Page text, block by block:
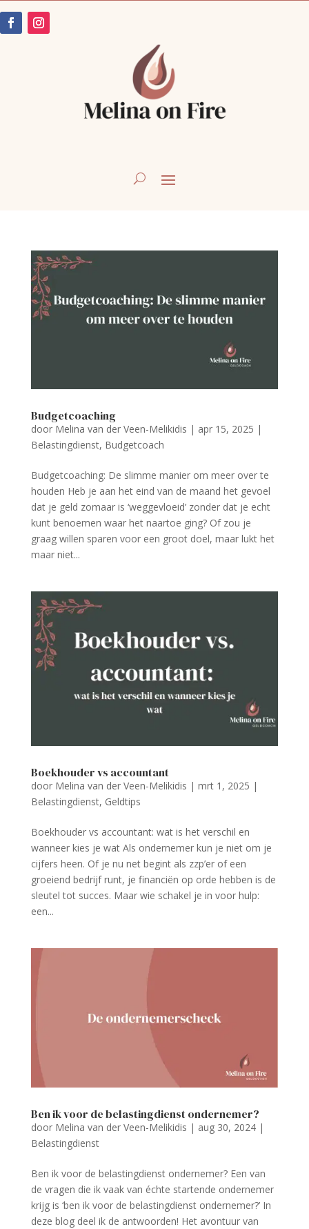
Budgetcoaching
door Melina van der Veen-Melikidis | apr 15, 2025 |
Belastingdienst, Budgetcoach
Budgetcoaching: De slimme manier om meer over te
houden Heb je aan het eind van de maand het gevoel
dat je geld zomaar is ‘weggevloeid’ zonder dat je echt
kunt benoemen waar het naartoe ging? Of zou je
graag willen sparen voor een groot doel, maar lukt het
maar niet...
Boekhouder vs accountant
door Melina van der Veen-Melikidis | mrt 1, 2025 |
Belastingdienst, Geldtips
Boekhouder vs accountant: wat is het verschil en
wanneer kies je wat Als ondernemer kun je niet om je
cijfers heen. Of je nu net begint als zzp’er of een
groeiend bedrijf runt, je financiën op orde hebben is de
sleutel tot succes. Maar wie schakel je in voor hulp:
een...
Ben ik voor de belastingdienst ondernemer?
door Melina van der Veen-Melikidis | aug 30, 2024|
Belastingdienst
Ben ik voor de belastingdienst ondernemer? Een van
de vragen die ik vaak van échte startende ondernemer
krijg is ‘ben ik voor de belastingdienst ondernemer?’ In
deze blog deel ik de antwoorden! Het avontuur van